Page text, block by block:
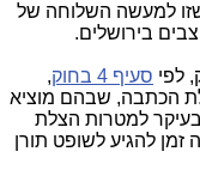
למעשה השלוחה של
בירושלים.
לפי סעיף 4 בחוק
,
הכתבה, שבהם מוציא
צו זמני (ל-24 שעות), בעיקר למטרות הצלת
להגיע לשופט תורן